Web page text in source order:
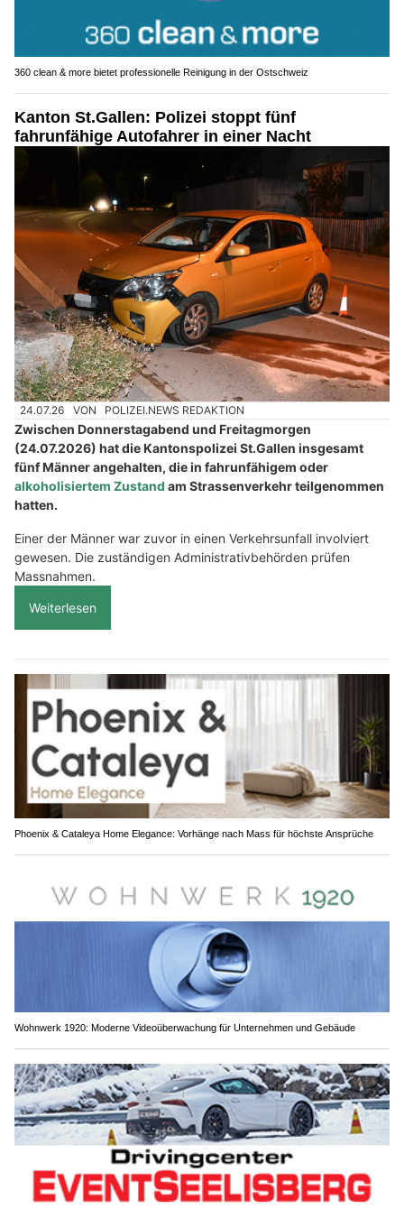
360 clean & more bietet professionelle Reinigung in der Ostschweiz
Kanton St.Gallen: Polizei stoppt fünf
fahrunfähige Autofahrer in einer Nacht
24.07.26 VON POLIZEI.NEWS REDAKTION
Zwischen Donnerstagabend und Freitagmorgen
(24.07.2026) hat die Kantonspolizei St.Gallen insgesamt
fünf Männer angehalten, die in fahrunfähigem oder
alkoholisiertem Zustand am Strassenverkehr teilgenommen
hatten.
Einer der Männer war zuvor in einen Verkehrsunfall involviert
gewesen. Die zuständigen Administrativbehörden prüfen
Massnahmen.
Weiterlesen
Phoenix & Cataleya Home Elegance: Vorhänge nach Mass für höchste Ansprüche
Wohnwerk 1920: Moderne Videoüberwachung für Unternehmen und Gebäude